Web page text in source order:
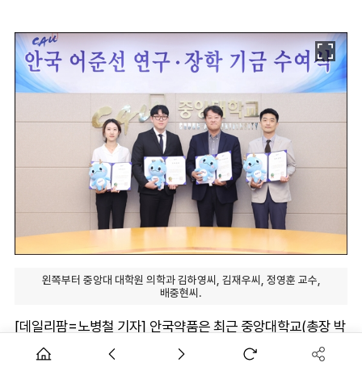
왼쪽부터 중앙대 대학원 의학과 김하영씨, 김재우씨, 정영훈 교수,
배중현씨.
[데일리팜=노병철 기자] 안국약품은 최근 중앙대학교(총장 박
상규)에서 ‘안국 어준선 연구·장학 기금’ 수여식을 진행했다고